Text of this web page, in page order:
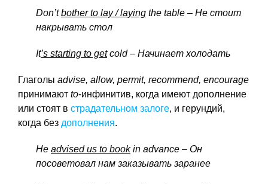
Don’tbother to lay / laying the table – Не стоит
накрывать стол
It’s starting to getcold – Начинает холодать
Глаголы advise, allow, permit, recommend, encourage
принимают to-инфинитив, когда имеют дополнение
или стоят в страдательном залоге, и герундий,
когда без дополнения.
He advisedus to book in advance – Он
посоветовал нам заказывать заранее